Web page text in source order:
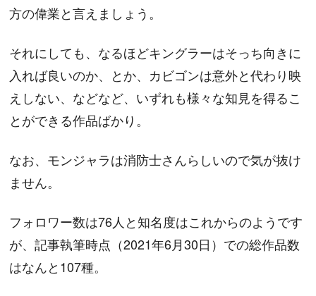
方の偉業と言えましょう。
それにしても、なるほどキングラーはそっち向きに
入れば良いのか、とか、カビゴンは意外と代わり映
えしない、などなど、いずれも様々な知見を得るこ
とができる作品ばかり。
なお、モンジャラは消防士さんらしいので気が抜け
ません。
フォロワー数は76人と知名度はこれからのようです
が、記事執筆時点（2021年6月30日）での総作品数
はなんと107種。